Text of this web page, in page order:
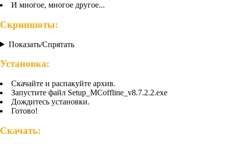
И многое, многое другое...
Скриншоты:
Показать/Спрятать
Установка:
Скачайте и распакуйте архив.
Запустите файл Setup_MCoffline_v8.7.2.2.exe
Дождитесь установки.
Готово!
Скачать: